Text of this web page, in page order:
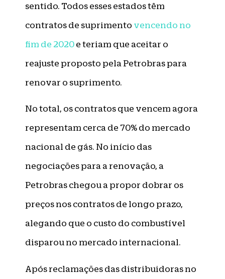
sentido. Todos esses estados têm
contratos de suprimento vencendo no
fim de 2020 e teriam que aceitar o
reajuste proposto pela Petrobras para
renovar o suprimento.
No total, os contratos que vencem agora
representam cerca de 70% do mercado
nacional de gás. No início das
negociações para a renovação, a
Petrobras chegou a propor dobrar os
preços nos contratos de longo prazo,
alegando que o custo do combustível
disparou no mercado internacional.
Após reclamações das distribuidoras no